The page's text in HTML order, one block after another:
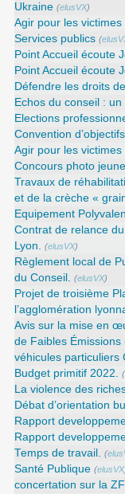
Ukraine (elusVX)
Agir pour les
Services publics (
Point Accueil écoute
Point Accueil écoute
Défendre les droits
Echos du conseil :
Elections
Convention
Agir pour les
Concours photo
Travaux de
et de la crèche «
Equipement
Contrat de relance
Lyon. (elusVX)
Règlement local de
du Conseil. (elusVX)
Projet de troisième
l’agglomération
Avis sur la mise en
de Faibles
véhicules particuliers
Budget primitif 2022. (
La violence des
Débat d’orientation
Rapport
Rapport
Temps de travail. (
Santé Publique (elusVX
concertation sur la